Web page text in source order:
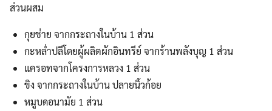
ส่วนผสม
กุยช่าย จากกระถางในบ้าน 1 ส่วน
กะหล่ำปลีโดยผู้ผลิตผักอินทรีย์ จากร้านพลังบุญ 1 ส่วน
แครอทจากโครงการหลวง 1 ส่วน
ขิง จากกระถางในบ้าน ปลายนิ้วก้อย
หมูบดอนามัย 1 ส่วน